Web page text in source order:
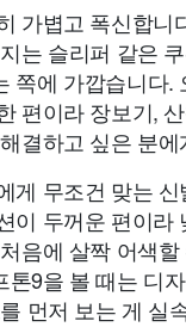
가볍고 폭신합니
는 슬리퍼 같은
쪽에 가깝습니다.
편이라 장보기,
결하고 싶은 분
게 무조건 맞는
이 두꺼운 편이라
음에 살짝 어색
톤9을 볼 때는 디
먼저 보는 게 실